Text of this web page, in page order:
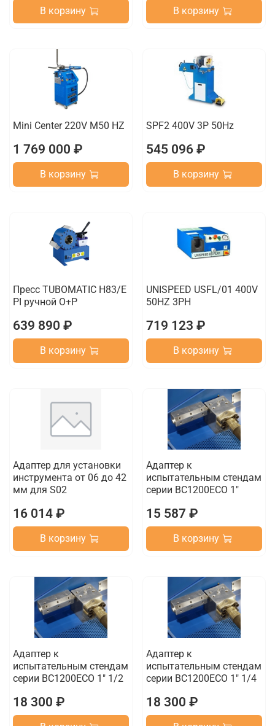
В корзину В корзину
Mini Center 220V M50 HZ
1 769 000 ₽
В корзину
SPF2 400V 3P 50Hz
545 096 ₽
В корзину
Пресс TUBOMATIC H83/E
PI ручной O+P
639 890 ₽
В корзину
UNISPEED USFL/01 400V
50HZ 3PH
719 123 ₽
В корзину
Адаптер для установки
инструмента от 06 до 42
мм для S02
16 014 ₽
В корзину
Адаптер к
испытательным стендам
серии BC1200ECO 1"
15 587 ₽
В корзину
Адаптер к
испытательным стендам
серии BC1200ECO 1" 1/2
18 300 ₽
Адаптер к
испытательным стендам
серии BC1200ECO 1" 1/4
18 300 ₽